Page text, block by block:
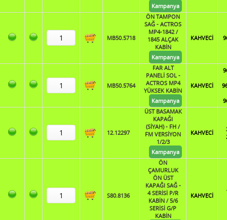
Kampanya
MB50.5718
ÖN TAMPON
SAĞ - ACTROS
MP4-1842 /
1845 ALÇAK
KABİN
Kampanya
KAHVECİ
MB50.5764
FAR ALT
PANELİ SOL -
ACTROS MP4
YÜKSEK KABİN
Kampanya
KAHVECİ
12.12297
ÜST BASAMAK
KAPAĞI
(SİYAH) - FH /
FM VERSİYON
1/2/3
Kampanya
KAHVECİ
S80.8136
ÖN
ÇAMURLUK
ÖN ÜST
KAPAĞI SAĞ -
4 SERİSİ P/R
KABİN / 5/6
SERİSİ G/P
KABİN
KAHVECİ